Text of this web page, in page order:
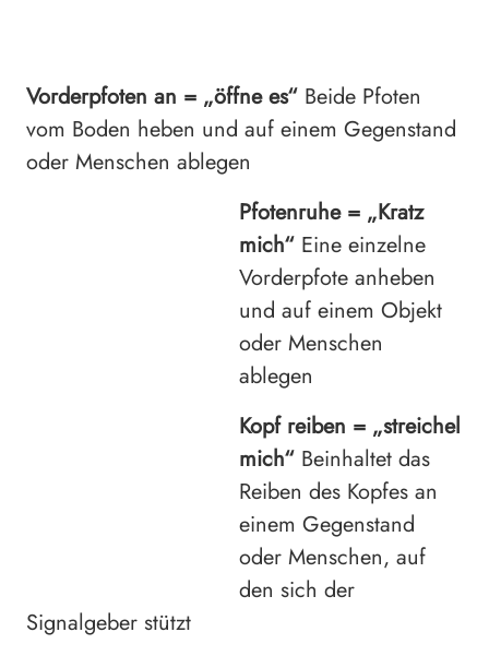
Vorderpfoten an = „öffne es“ Beide Pfoten
vom Boden heben und auf einem Gegenstand
oder Menschen ablegen
Pfotenruhe = „Kratz
mich“ Eine einzelne
Vorderpfote anheben
und auf einem Objekt
oder Menschen
ablegen
Kopf reiben = „streichel
mich“ Beinhaltet das
Reiben des Kopfes an
einem Gegenstand
oder Menschen, auf
den sich der
Signalgeber stützt